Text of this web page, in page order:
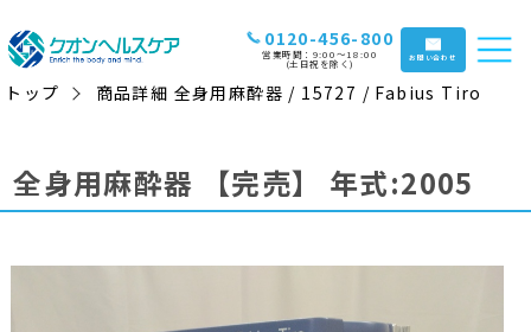
0120-456-800
営業時間：9:00〜18:00
(土日祝を除く) お問い合わせ
トップ 商品詳細 全身用麻酔器 / 15727 / Fabius Tiro
全身用麻酔器 【完売】 年式:2005